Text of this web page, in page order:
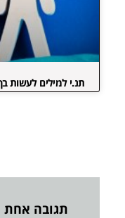
תנ.י למילים לעשות
תגובה אחת